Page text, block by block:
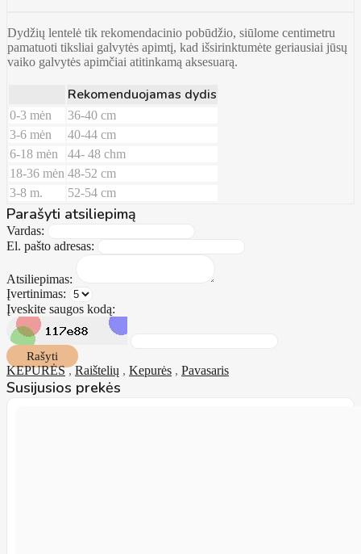
Dydžių lentelė tik rekomendacinio pobūdžio, siūlome centimetru
pamatuoti tiksliai galvytės apimtį, kad išsirinktumėte geriausiai jūsų
vaiko galvytės apimčiai atitinkamą aksesuarą.
Rekomenduojamas dydis
0-3 mėn
36-40 cm
3-6 mėn
40-44 cm
6-18 mėn
44- 48 chm
18-36 mėn 48-52 cm
3-8 m.
52-54 cm
Parašyti atsiliepimą
Vardas:
El. pašto adresas:
Atsiliepimas:
Įvertinimas:
Įveskite saugos kodą:
Rašyti
KEPURĖS,Raištelių , Kepurės , Pavasaris
Susijusios prekės